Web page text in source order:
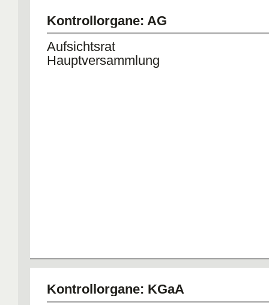
Kontrollorgane: AG
Aufsichtsrat
Hauptversammlung
Kontrollorgane: KGaA